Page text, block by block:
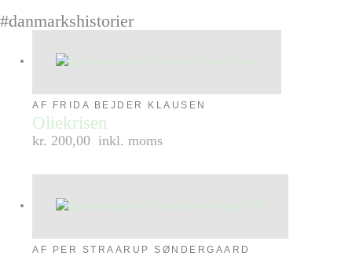
#danmarkshistorier
AF FRIDA BEJDER KLAUSEN
Oliekrisen
kr. 200,00 inkl. moms
AF PER STRAARUP SØNDERGAARD